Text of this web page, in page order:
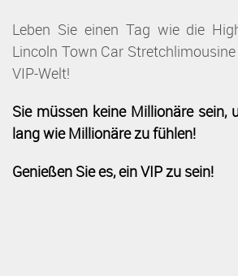
Leben Sie einen Tag wie die
Lincoln Town Car
VIP-Welt!
Sie müssen keine Millionäre sein,
lang wie Millionäre zu fühlen!
Genießen Sie es, ein VIP zu sein!